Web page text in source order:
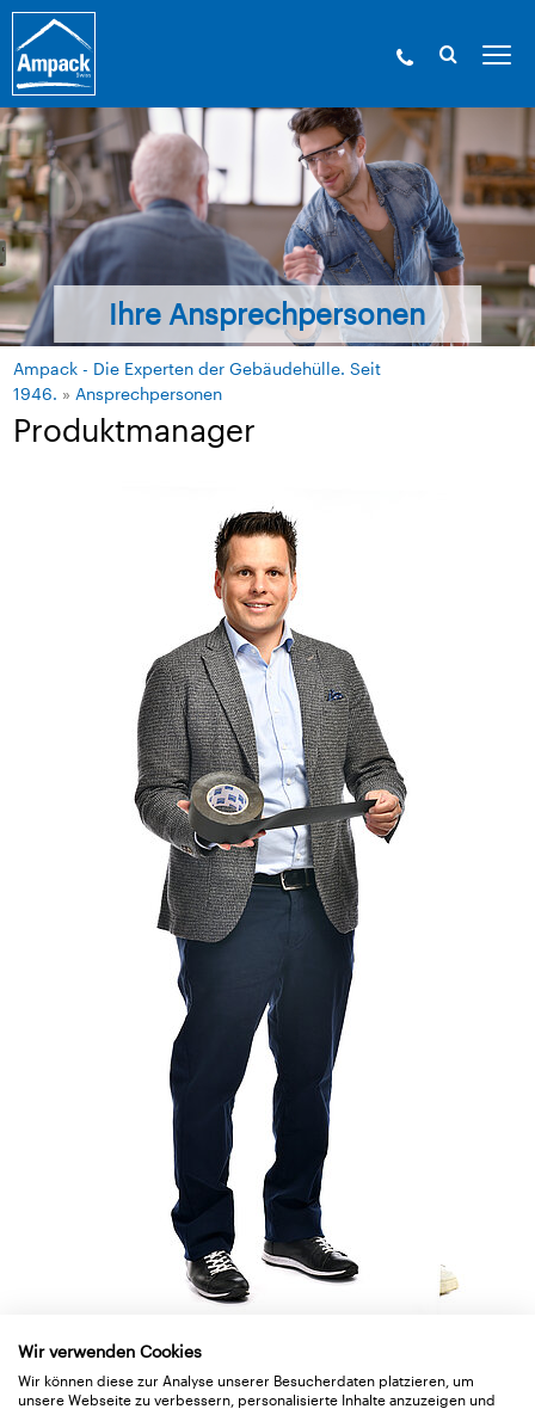
Ihre Ansprechpersonen
Ampack - Die Experten der Gebäudehülle. Seit
1946. » Ansprechpersonen
Produktmanager
Christian Diethelm
Tel. : +49 7621 1610264
Wir verwenden Cookies
Wir können diese zur Analyse unserer Besucherdaten platzieren, um
unsere Webseite zu verbessern, personalisierte Inhalte anzuzeigen und